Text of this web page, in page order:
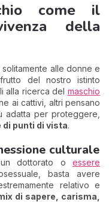
come il
della
alle donne e
del nostro istinto
alla ricerca del maschio
ai cattivi, altri pensano
adatta per proteggere,
di punti di vista.
culturale
dottorato o essere
basta avere
relativo e
di sapere, carisma,